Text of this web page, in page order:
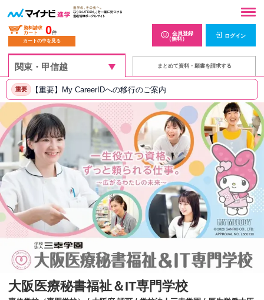
資料請求
カート
0件
カートの中を見る
会員登録
（無料）
ログイン
まとめて資料・願書を請求する
重要 【重要】My CareerIDへの移行のご案内
大阪医療秘書福祉＆IT専門学校